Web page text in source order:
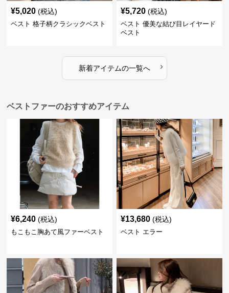
¥5,020 (税込)
ベスト 格子柄クラシックベスト
¥5,720 (税込)
ベスト 優美な結び目レイヤード
ベスト
新着アイテムの一覧へ ›
ベストファーのおすすめアイテム
¥6,240 (税込)
もこもこ胸あて風ファーベスト
¥13,680 (税込)
ベスト エラー